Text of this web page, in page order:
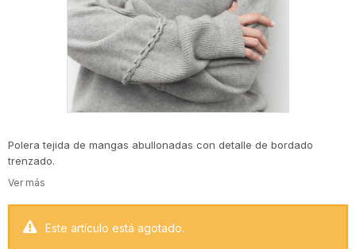
Polera tejida de mangas abullonadas con detalle de bordado
trenzado.
Este artículo está agotado.